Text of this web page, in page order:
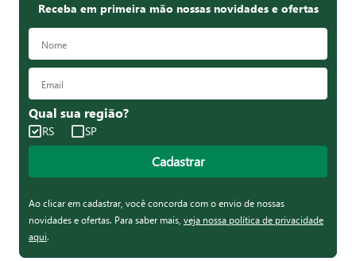
Receba em primeira mão nossas novidades e ofertas
Qual sua região?
RS SP
Cadastrar
Ao clicar em cadastrar, você concorda com o envio de nossas
novidades e ofertas. Para saber mais, veja nossa política de privacidade
aqui.